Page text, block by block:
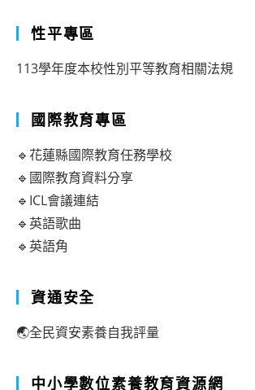
徵
性平專區
113學年度本校性別平等教育相關法規
國際教育專區
🔹花蓮縣國際教育任務學校
🔹國際教育資料分享
🔹ICL會議連結
🔹英語歌曲
🔹英語角
資通安全
🌏全民資安素養自我評量
中小學數位素養教育資源網